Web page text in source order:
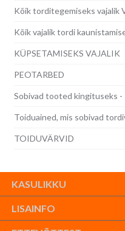
Kõik torditegemiseks vajalik
Kõik vajalik tordi
KÜPSETAMISEKS VAJALIK
PEOTARBED
Sobivad tooted kingituseks -
Toiduained, mis sobivad
TOIDUVÄRVID
KASULIKKU
LISAINFO